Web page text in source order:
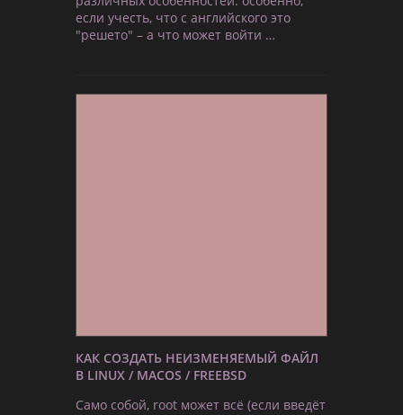
если учесть, что с английского это
"решето" – а что может войти …
КАК СОЗДАТЬ НЕИЗМЕНЯЕМЫЙ ФАЙЛ
В LINUX / MACOS / FREEBSD
Само собой, root может всё (если введёт